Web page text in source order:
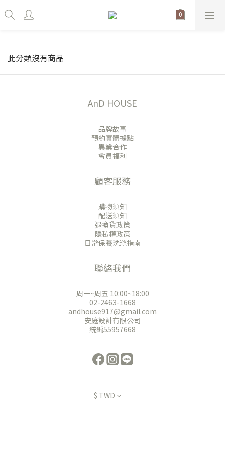
此分類沒有商品
AnD HOUSE
品牌故事
預約實體據點
異業合作
會員福利
顧客服務
購物須知
配送須知
退換貨政策
隱私權政策
日常保養洗滌指南
聯絡我們
周一~周五 10:00~18:00
02-2463-1668
andhouse917@gmail.com
安庭設計有限公司
統編55957668
$ TWD